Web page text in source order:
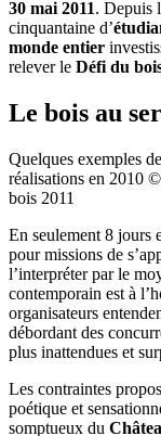
30 mai 2011. Depuis
cinquantaine d’
monde entier
relever le Défi du
Le bois au
Quelques exemples de
réalisations en 2010
bois 2011
En seulement 8 jours
pour missions de
l’interpréter par le
contemporain est à
organisateurs
débordant des
plus inattendues et
Les contraintes
poétique et
somptueux du